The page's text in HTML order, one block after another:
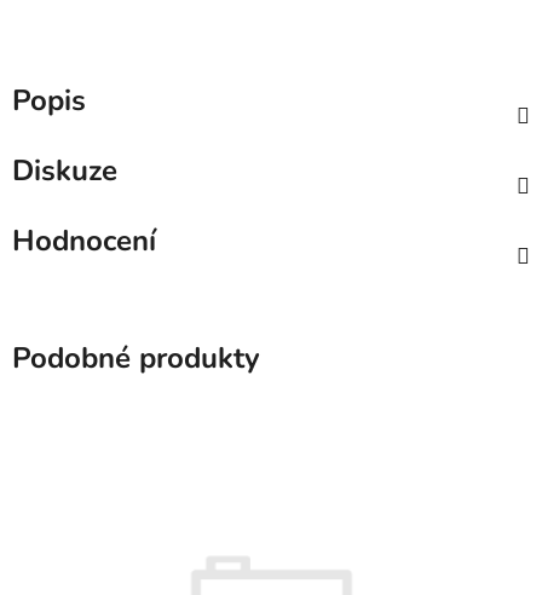
Popis
Diskuze
Hodnocení
Podobné produkty